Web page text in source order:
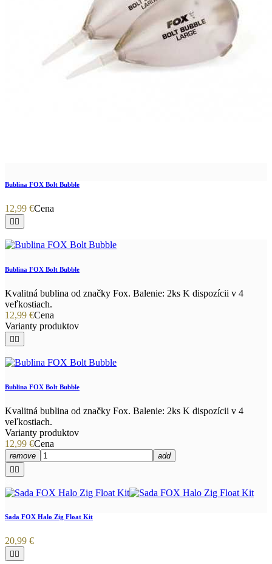
Bublina FOX Bolt Bubble
12,99 €Cena

Bublina FOX Bolt Bubble
Kvalitná bublina od značky Fox. Balenie: 2ks K dispozícii v 4
veľkostiach.
12,99 €Cena
Varianty produktov

Bublina FOX Bolt Bubble
Kvalitná bublina od značky Fox. Balenie: 2ks K dispozícii v 4
veľkostiach.
Varianty produktov
12,99 €Cena
remove
add

Sada FOX Halo Zig Float Kit
20,99 €
 